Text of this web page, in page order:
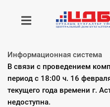
Получить консультацию
Купить доступ
Информационная система
Текущий:
В связи с проведением
период с 18:00 ч. 16
текущего года времени г.
недоступна.